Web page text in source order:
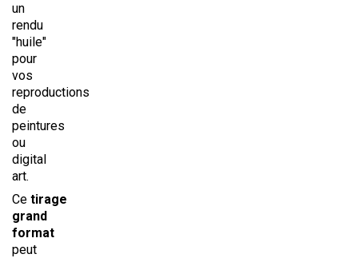
un
rendu
"huile"
pour
vos
reproductions
de
peintures
ou
digital
art.
Ce tirage
grand
format
peut